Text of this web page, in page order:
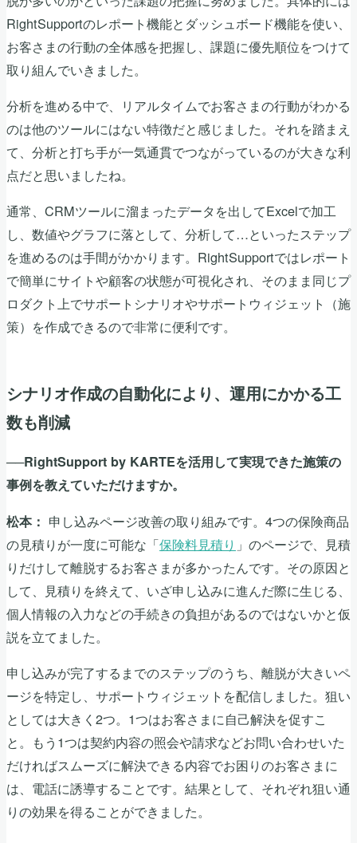
RightSupportのレポート機能とダッシュボード機能を使い、
お客さまの行動の全体感を把握し、課題に優先順位をつけて
取り組んでいきました。
分析を進める中で、リアルタイムでお客さまの行動がわかる
のは他のツールにはない特徴だと感じました。それを踏まえ
て、分析と打ち手が一気通貫でつながっているのが大きな利
点だと思いましたね。
通常、CRMツールに溜まったデータを出してExcelで加工
し、数値やグラフに落として、分析して…といったステップ
を進めるのは手間がかかります。RightSupportではレポート
で簡単にサイトや顧客の状態が可視化され、そのまま同じプ
ロダクト上でサポートシナリオやサポートウィジェット（施
策）を作成できるので非常に便利です。
シナリオ作成の自動化により、運用にかかる工
数も削減
──RightSupport by KARTEを活用して実現できた施策の
事例を教えていただけますか。
松本： 申し込みページ改善の取り組みです。4つの保険商品
の見積りが一度に可能な「保険料見積り 」のページで、見積
りだけして離脱するお客さまが多かったんです。その原因と
して、見積りを終えて、いざ申し込みに進んだ際に生じる、
個人情報の入力などの手続きの負担があるのではないかと仮
説を立てました。
申し込みが完了するまでのステップのうち、離脱が大きいペ
ージを特定し、サポートウィジェットを配信しました。狙い
としては大きく2つ。1つはお客さまに自己解決を促すこ
と。もう1つは契約内容の照会や請求などお問い合わせいた
だければスムーズに解決できる内容でお困りのお客さまに
は、電話に誘導することです。結果として、それぞれ狙い通
りの効果を得ることができました。